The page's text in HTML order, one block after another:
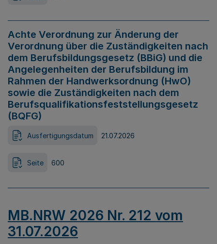
Achte Verordnung zur Änderung der
Verordnung über die Zuständigkeiten nach
dem Berufsbildungsgesetz (BBiG) und die
Angelegenheiten der Berufsbildung im
Rahmen der Handwerksordnung (HwO)
sowie die Zuständigkeiten nach dem
Berufsqualifikationsfeststellungsgesetz
(BQFG)
Ausfertigungsdatum 21.07.2026
Seite 600
MB.NRW 2026 Nr. 212 vom
31.07.2026